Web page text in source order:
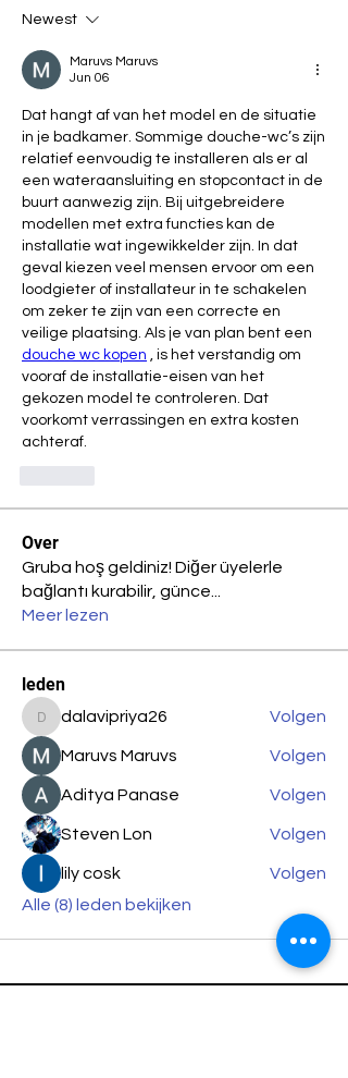
Newest
Maruvs Maruvs
Jun 06
Dat hangt af van het model en de situatie
in je badkamer. Sommige douche-wc’s zijn
relatief eenvoudig te installeren als er al
een wateraansluiting en stopcontact in de
buurt aanwezig zijn. Bij uitgebreidere
modellen met extra functies kan de
installatie wat ingewikkelder zijn. In dat
geval kiezen veel mensen ervoor om een
loodgieter of installateur in te schakelen
om zeker te zijn van een correcte en
douche wc kopen , is het verstandig om
vooraf de installatie-eisen van het
gekozen model te controleren. Dat
voorkomt verrassingen en extra kosten
achteraf.
Over
Gruba hoş geldiniz! Diğer üyelerle
bağlantı kurabilir, günce
Meer lezen
leden
dalavipriya26
dalavipriya26 Volgen
Maruvs Maruvs Volgen
Aditya Panase Volgen
Steven Lon Volgen
lily cosk
Volgen
Alle (8) leden bekijken